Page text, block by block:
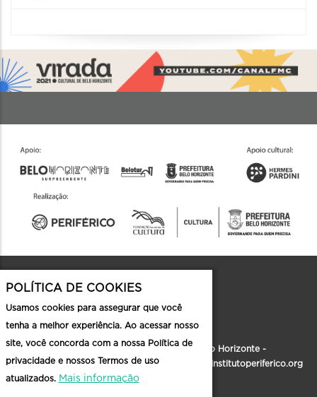
Contato
Rua Formosa, 186, Santa Tereza - Belo Horizonte -
MG |faleconosco@institutoperiferico.org institutoperiferico.org
POLÍTICA DE COOKIES
Usamos cookies para assegurar que você
tenha a melhor experiência. Ao acessar nosso
site, você concorda com a nossa Política de
privacidade e nossos Termos de uso
atualizados. Mais informação